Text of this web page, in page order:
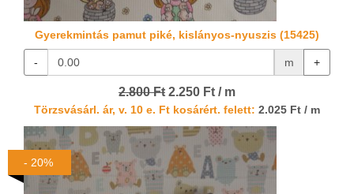
Gyerekmintás pamut piké, kislányos-nyuszis (15425)
- m +
2.800 Ft 2.250 Ft / m
Törzsvásárl. ár, v. 10 e. Ft kosárért. felett: 2.025 Ft / m
- 20%